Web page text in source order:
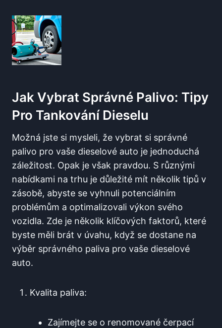
Jak Vybrat Správné Palivo: ‍Tipy
Pro Tankování Dieselu
Možná jste ⁤si mysleli, že vybrat si správné
palivo pro‌ vaše⁤ dieselové auto je jednoduchá
záležitost. Opak je však‌ pravdou. S ​různými⁤
nabídkami na trhu ‌je důležité mít několik tipů v
zásobě, abyste se vyhnuli potenciálním
problémům a ⁤optimalizovali výkon svého
vozidla.⁣ Zde je několik klíčových⁤ faktorů,‍ které
byste měli brát v úvahu, když se dostane na
výběr správného paliva pro vaše dieselové
auto.
Kvalita ​paliva:
Zajímejte se o renomované čerpací⁣